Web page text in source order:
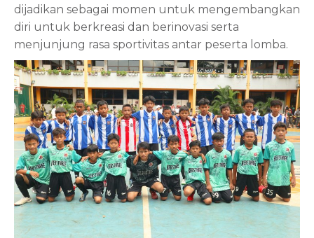
dijadikan sebagai momen untuk mengembangkan
diri untuk berkreasi dan berinovasi serta
menjunjung rasa sportivitas antar peserta lomba.